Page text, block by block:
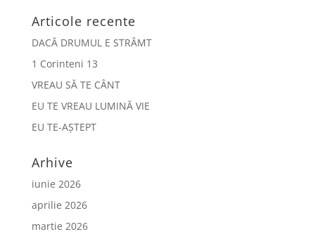
Articole recente
DACĂ DRUMUL E STRÂMT
1 Corinteni 13
VREAU SĂ TE CÂNT
EU TE VREAU LUMINĂ VIE
EU TE-AȘTEPT
Arhive
iunie 2026
aprilie 2026
martie 2026